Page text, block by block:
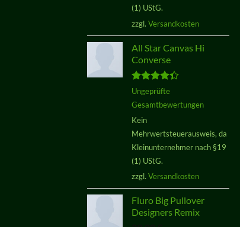
(1) UStG.
zzgl. Versandkosten
All Star Canvas Hi
Converse
Bewertet
von 5
Ungeprüfte
Gesamtbewertungen
Kein
Mehrwertsteuerausweis, da
Kleinunternehmer nach §19
(1) UStG.
zzgl. Versandkosten
Fluro Big Pullover
Designers Remix